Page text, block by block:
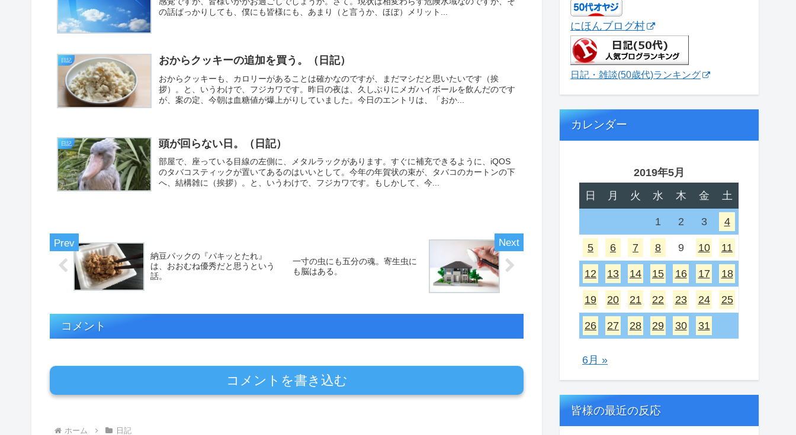
の話ばっかりしても、僕にも皆様にも、あまり（と言うか、ほぼ）メリット...
日記 おからクッキーの追加を買う。（日記）
おからクッキーも、カロリーがあることは確かなのですが、まだマシだと思いたいです（挨
拶）。と、いうわけで、フジカワです。昨日の夜は、久しぶりにメガハイボールを飲んだのです
が、案の定、今朝は血糖値が爆上がりしていました。今日のエントリは、「おか...
日記 頭が回らない日。（日記）
部屋で、座っている目線の左側に、メタルラックがあります。すぐに補充できるように、iQOS
のタバコスティックが置いてあるのはいいとして。今年の年賀状の束が、タバコのカートンの下
へ、結構雑に（挨拶）。と、いうわけで、フジカワです。もしかして、今...
納豆パックの『パキッとたれ』
は、おおむね優秀だと思うという
話。
一寸の虫にも五分の魂。寄生虫に
も脳はある。
コメント
コメントを書き込む
ホーム 日記
にほんブログ村
日記・雑談(50歳代)ランキング
カレンダー
2019年5月
日
月 火 水 木 金 土
1 2 3 4
5 6 7 8 9 10 11
12 13 14 15 16 17 18
19 20 21 22 23 24 25
26 27 28 29 30 31
6月 »
皆様の最近の反応